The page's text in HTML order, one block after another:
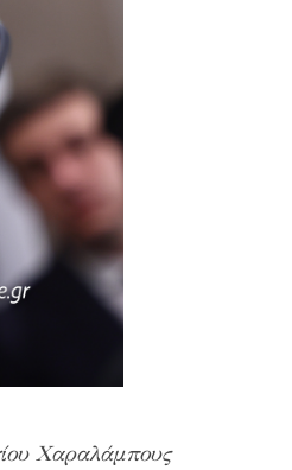
Χαραλάμπους